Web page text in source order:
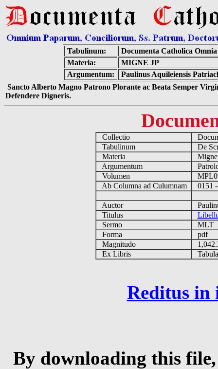
Tabulinum:
Documenta Catholica Omnia
Materia:
MIGNE JP
Argumentum:
Paulinus Aquileiensis
Sancto Alberto Magno Patrono Plorante ac Beata Semper
Defendere Digneris.
Collectio
Tabulinum
De
Materia
Argumentum
Volumen
Ab Columna ad Culumnam
0151
Auctor
Titulus
Sermo
MLT
Forma
pdf
Magnitudo
Ex Libris
Reditus in
By downloading this